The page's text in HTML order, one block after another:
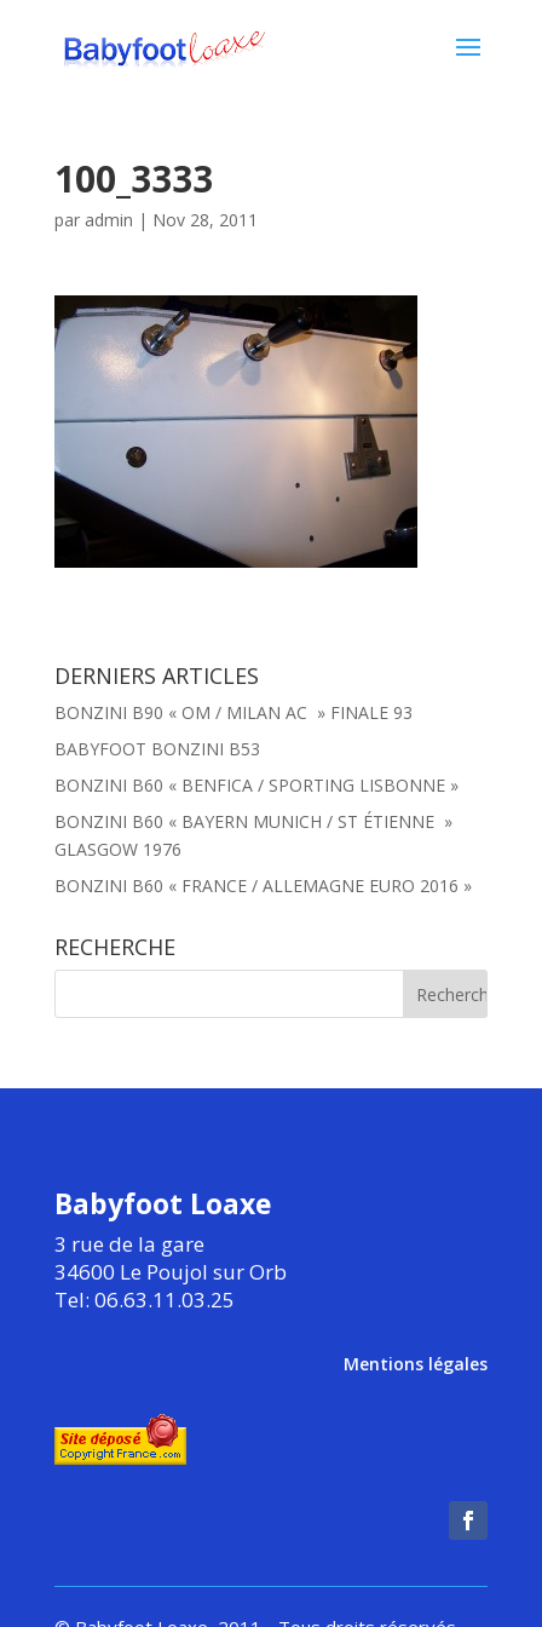
100_3333
par admin | Nov 28, 2011
DERNIERS ARTICLES
BONZINI B90 « OM / MILAN AC » FINALE 93
BABYFOOT BONZINI B53
BONZINI B60 « BENFICA / SPORTING LISBONNE »
BONZINI B60 « BAYERN MUNICH / ST ÉTIENNE »
GLASGOW 1976
BONZINI B60 « FRANCE / ALLEMAGNE EURO 2016 »
RECHERCHE
Babyfoot Loaxe
3 rue de la gare
34600 Le Poujol sur Orb
Tel: 06.63.11.03.25
Mentions légales